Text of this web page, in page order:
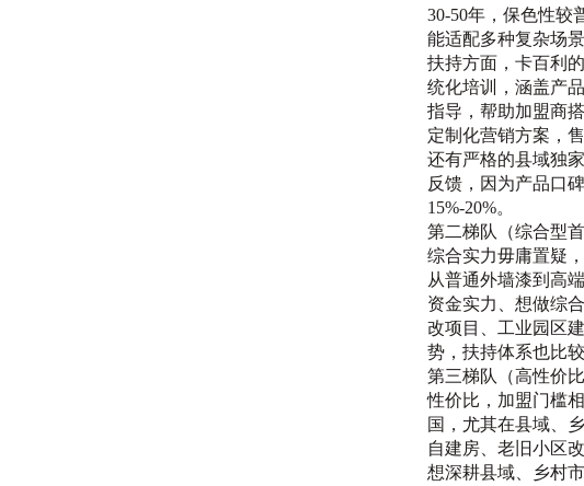
30-50年，保色性较
能适配多种复杂场景
扶持方面，卡百利
统化培训，涵盖产
指导，帮助加盟商
定制化营销方案，
还有严格的县域独
反馈，因为产品口
15%-20%。
第二梯队（综合型
综合实力毋庸置疑
从普通外墙漆到高
资金实力、想做综
改项目、工业园区
势，扶持体系也比
第三梯队（高性价
性价比，加盟门槛
国，尤其在县域、
自建房、老旧小区
想深耕县域、乡村